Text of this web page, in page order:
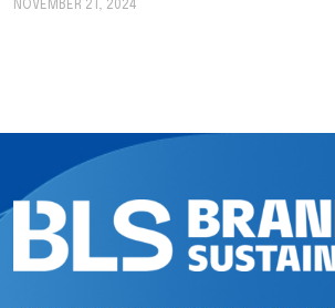
NOVEMBER 21, 2024